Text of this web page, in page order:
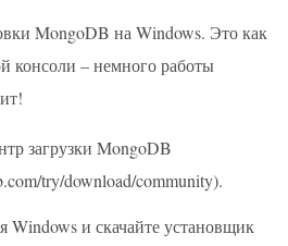
MongoDB на Windows. Это как
консоли – немного работы
загрузки MongoDB
try/download/community).
Windows и скачайте установщик